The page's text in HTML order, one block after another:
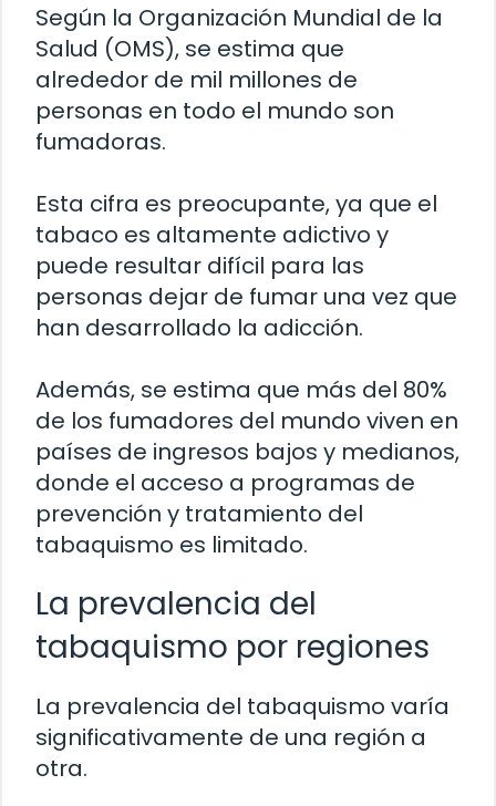
Según la Organización Mundial de la
Salud (OMS), se estima que
alrededor de mil millones de
personas en todo el mundo son
fumadoras.
Esta cifra es preocupante, ya que el
tabaco es altamente adictivo y
puede resultar difícil para las
personas dejar de fumar una vez que
han desarrollado la adicción.
Además, se estima que más del 80%
de los fumadores del mundo viven en
países de ingresos bajos y medianos,
donde el acceso a programas de
prevención y tratamiento del
tabaquismo es limitado.
La prevalencia del
tabaquismo por regiones
La prevalencia del tabaquismo varía
significativamente de una región a
otra.